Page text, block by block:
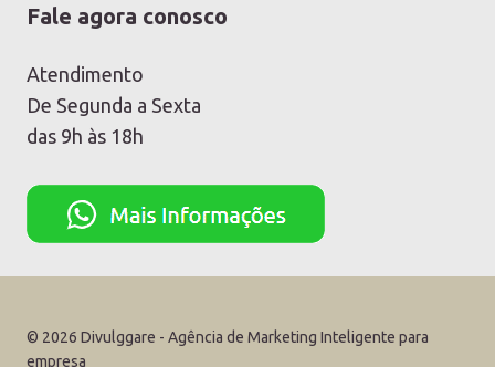
Fale agora conosco
Atendimento
De Segunda a Sexta
das 9h às 18h
© 2026 Divulggare - Agência de Marketing Inteligente para
empresa